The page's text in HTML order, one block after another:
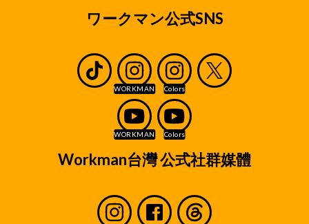
ワークマン公式SNS
Workman台灣 公式社群媒體